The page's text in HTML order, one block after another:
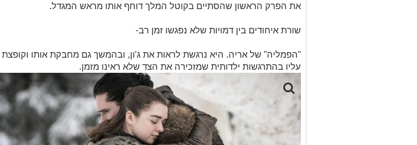
את הפרק הראשון שהסתיים בקוטל המלך דוחף אותו מראש המגדל.
שורת איחודים בין דמויות שלא נפגשו זמן רב-
"הפמליה" של אריה. היא נרגשת לראות את ג'ון, ובהמשך גם מחבקת אותו וקופצת
עליו בהתרגשות ילדותית שמזכירה את הצד שלא ראינו מזמן.